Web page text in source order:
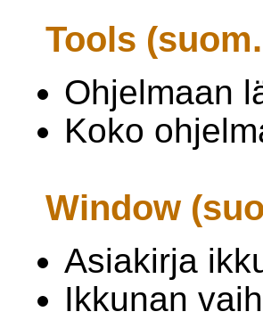
Tools
Ohjelmaan
Koko
Window
Asiakirja
Ikkunan